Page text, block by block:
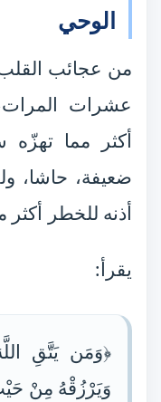
الوحي
من عجائب القلب
عشرات
أكثر مما تهزّه
ضعيفة، حاشا،
أذنه للخطر أكثر
يقرأ:
وَيَرْزُقْهُ مِنْ